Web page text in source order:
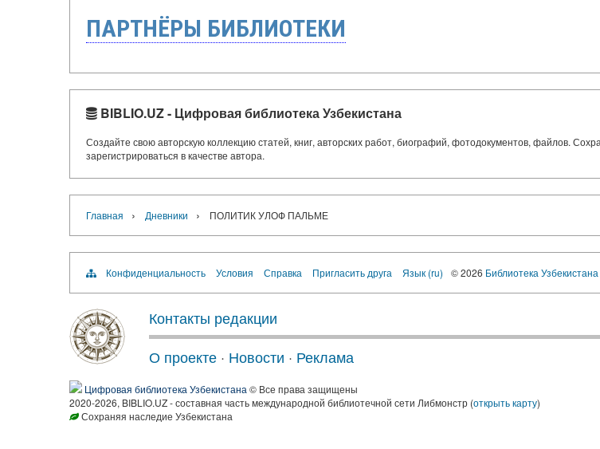
ПАРТНЁРЫ БИБЛИОТЕКИ
BIBLIO.UZ - Цифровая библиотека Узбекистана
Создайте свою авторскую коллекцию статей, книг, авторских работ, биографий, фотодокументов, файлов.
зарегистрироваться в качестве автора.
Главная › Дневники › ПОЛИТИК УЛОФ ПАЛЬМЕ
Конфиденциальность Условия Справка Пригласить друга Язык (ru) © 2026 Библиотека Узбекистана
Контакты редакции
О проекте · Новости · Реклама
Цифровая библиотека Узбекистана © Все права защищены
2020-2026, BIBLIO.UZ - составная часть международной библиотечной сети Либмонстр (открыть карту)
Сохраняя наследие Узбекистана